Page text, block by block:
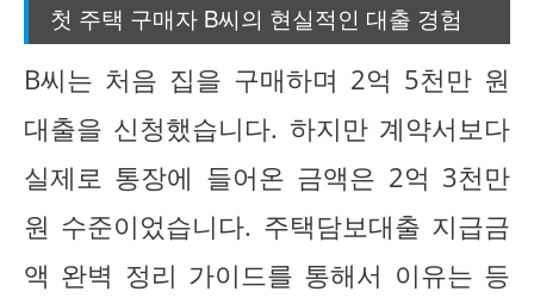
첫 주택 구매자 B씨의 현실적인 대출 경험
B씨는 처음 집을 구매하며 2억 5천만 원
대출을 신청했습니다. 하지만 계약서보다
실제로 통장에 들어온 금액은 2억 3천만
원 수준이었습니다. 주택담보대출 지급금
액 완벽 정리 가이드를 통해서 이유는 등